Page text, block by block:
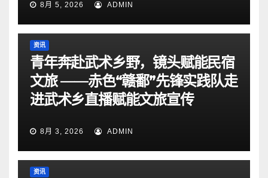
8月 5, 2026 ADMIN
资讯
青年奔赴武术乡野，镜头赋能民宿
文旅 ——赤色“赣鄱”先锋实践队走
进武术乡直播赋能文旅宣传
8月 3, 2026 ADMIN
资讯